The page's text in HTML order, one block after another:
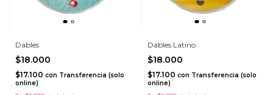
Dables
$18.000
$17.100 con Transferencia (solo
online)
Dables Latino
$18.000
$17.100 con Transferencia (solo
online)